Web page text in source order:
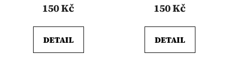
150 Kč
DETAIL
150 Kč
DETAIL